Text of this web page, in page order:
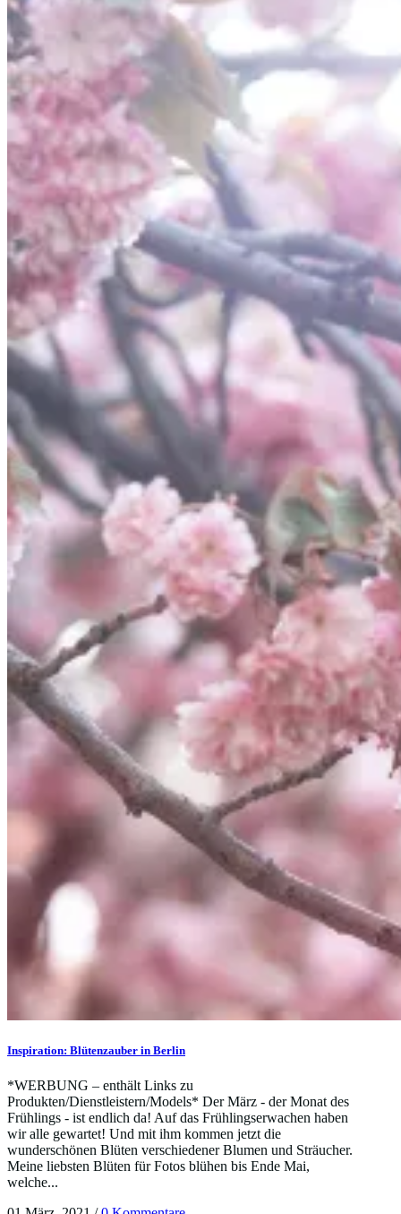
Inspiration: Blütenzauber in Berlin
*WERBUNG – enthält Links zu
Produkten/Dienstleistern/Models* Der März - der Monat des
Frühlings - ist endlich da! Auf das Frühlingserwachen haben
wir alle gewartet! Und mit ihm kommen jetzt die
wunderschönen Blüten verschiedener Blumen und Sträucher.
Meine liebsten Blüten für Fotos blühen bis Ende Mai,
welche...